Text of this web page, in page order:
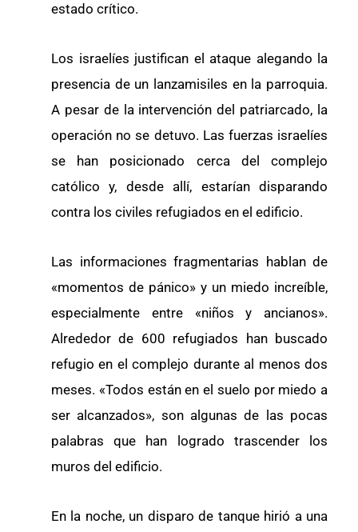
estado crítico.
Los israelíes justifican el ataque alegando la
presencia de un lanzamisiles en la parroquia.
A pesar de la intervención del patriarcado, la
operación no se detuvo. Las fuerzas israelíes
se han posicionado cerca del complejo
católico y, desde allí, estarían disparando
contra los civiles refugiados en el edificio.
Las informaciones fragmentarias hablan de
«momentos de pánico» y un miedo increíble,
especialmente entre «niños y ancianos».
Alrededor de 600 refugiados han buscado
refugio en el complejo durante al menos dos
meses. «Todos están en el suelo por miedo a
ser alcanzados», son algunas de las pocas
palabras que han logrado trascender los
muros del edificio.
En la noche, un disparo de tanque hirió a una